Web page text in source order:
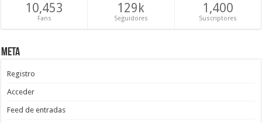
10,453
Fans
129k
Seguidores
1,400
Suscriptores
Meta
Registro
Acceder
Feed de entradas